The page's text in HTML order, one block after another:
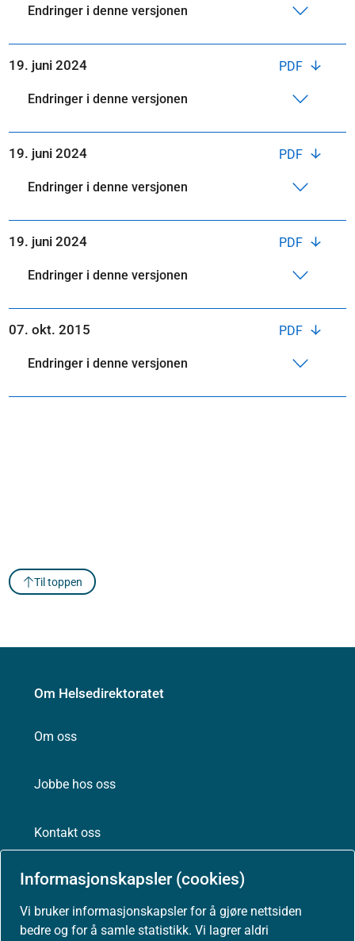
Informasjonskapsler (cookies)
Vi bruker informasjonskapsler for å gjøre nettsiden
bedre og for å samle statistikk. Vi lagrer aldri
Endringer i denne versjonen
PDF
19. juni 2024
Endringer i denne versjonen
PDF
19. juni 2024
Endringer i denne versjonen
PDF
19. juni 2024
Endringer i denne versjonen
PDF
07. okt. 2015
Endringer i denne versjonen
Til toppen
Om Helsedirektoratet
Om oss
Jobbe hos oss
Kontakt oss
Helsedirektoratet
Postboks 220, Skøyen
0213 Oslo